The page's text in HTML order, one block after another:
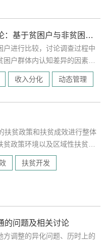
寨下村精准扶贫精准脱贫研究讨论：基于贫困户与非贫困户的比较
进行比较，讨论调查过程中
户群体内认知差异的因素和
素进行具体分析。
收入分化 动态管理
扶贫政策和扶贫成效进行整体
政策环境以及区域性扶贫开
性成效；最后，介绍了牛村
扶贫开发
的问题及相关讨论
调整的异化问题、历时上的